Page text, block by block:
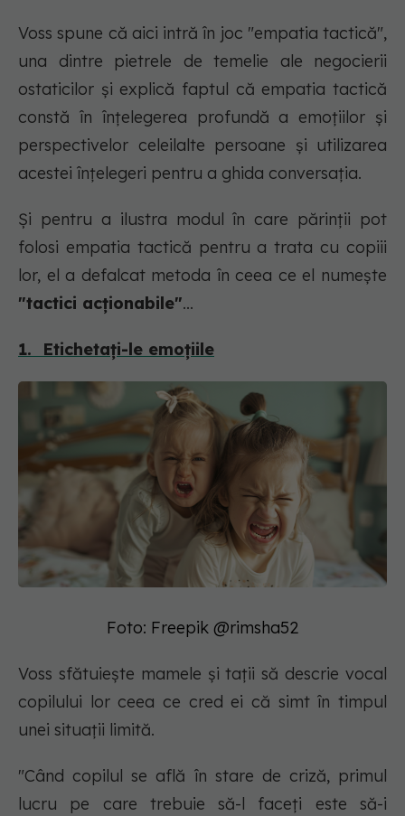
Voss spune că aici intră în joc "empatia tactică",
una dintre pietrele de temelie ale negocierii
ostaticilor și explică faptul că empatia tactică
constă în înțelegerea profundă a emoțiilor și
perspectivelor celeilalte persoane și utilizarea
acestei înțelegeri pentru a ghida conversația.
Și pentru a ilustra modul în care părinții pot
folosi empatia tactică pentru a trata cu copiii
lor, el a defalcat metoda în ceea ce el numește
"tactici acționabile"...
1. Etichetați-le emoțiile
Foto: Freepik @rimsha52
Voss sfătuiește mamele și tații să descrie vocal
copilului lor ceea ce cred ei că simt în timpul
unei situații limită.
"Când copilul se află în stare de criză, primul
lucru pe care trebuie să-l faceți este să-i